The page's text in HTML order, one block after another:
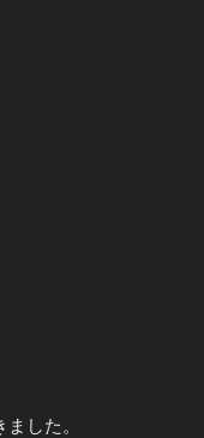
した。